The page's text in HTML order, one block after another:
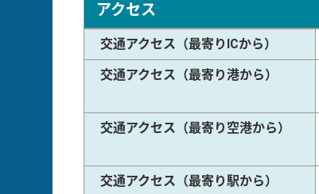
アクセス
交通アクセス（最寄りICから）
交通アクセス（最寄り港から）
交通アクセス（最寄り空港から）
交通アクセス（最寄り駅から）